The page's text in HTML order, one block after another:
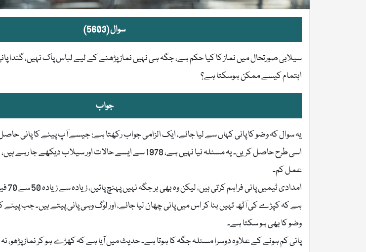
سوال (5603)
سیلابی صورتحال میں نماز کا کیا حکم ہے، جگہ ہی نہیں نماز پڑھنے کے لیے لباس پاک نہیں، گندا
اہتمام کیسے ممکن ہوسکتا ہے؟
جواب
یہ سوال کہ وضو کا پانی کہاں سے لیا جائے، ایک الزامی جواب رکھتا ہے: جیسے آپ پینے کا پانی
اسی طرح حاصل کریں۔ یہ مسئلہ نیا نہیں ہے، 1978 سے ایسے حالات اور
عمل کم۔
ہے کہ کپڑے کی آٹھ تہیں بنا کر اس میں پانی چھان لیا جائے، اور لوگ وہی پانی پیتے ہیں۔ جب
وضو کا بھی ہو سکتا ہے۔
پانی کم ہونے کے علاوہ دوسرا مسئلہ جگہ کا ہوتا ہے۔ حدیث میں آیا ہے کہ کھڑے ہو کر نماز پڑھو، نہ